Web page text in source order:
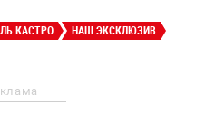
КАСТРО
НАШ ЭКСКЛЮЗИВ